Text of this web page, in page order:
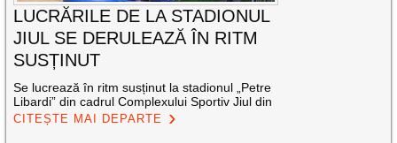
LUCRĂRILE DE LA STADIONUL
JIUL SE DERULEAZĂ ÎN RITM
SUSȚINUT
Se lucrează în ritm susținut la stadionul „Petre
Libardi” din cadrul Complexului Sportiv Jiul din
CITEȘTE MAI DEPARTE